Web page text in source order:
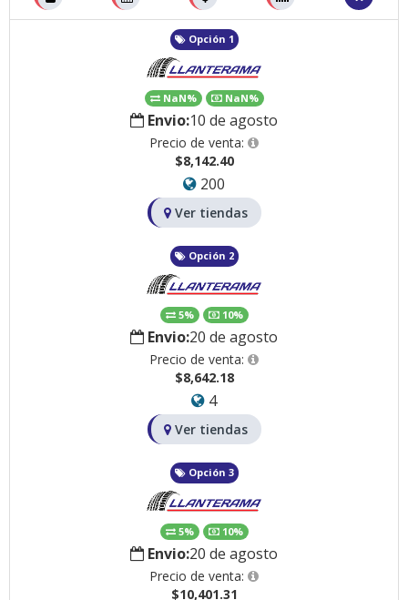
Opción 1
NaN% NaN%
Envio:10 de agosto
Precio de venta:
$8,142.40
200
Ver tiendas
Opción 2
5% 10%
Envio:20 de agosto
Precio de venta:
$8,642.18
4
Ver tiendas
Opción 3
5% 10%
Envio:20 de agosto
Precio de venta:
$10,401.31